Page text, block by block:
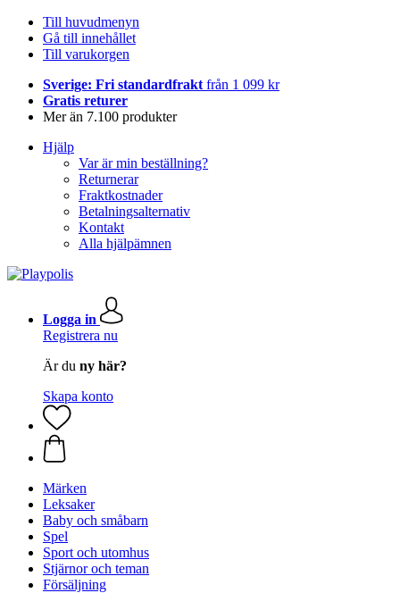
Till huvudmenyn
Gå till innehållet
Till varukorgen
Sverige: Fri standardfrakt från 1 099 kr
Gratis returer
Mer än 7.100 produkter
Hjälp
Var är min beställning?
Returnerar
Fraktkostnader
Betalningsalternativ
Kontakt
Alla hjälpämnen
Logga in
Registrera nu
Är du ny här?
Skapa konto
Märken
Leksaker
Baby och småbarn
Spel
Sport och utomhus
Stjärnor och teman
Försäljning